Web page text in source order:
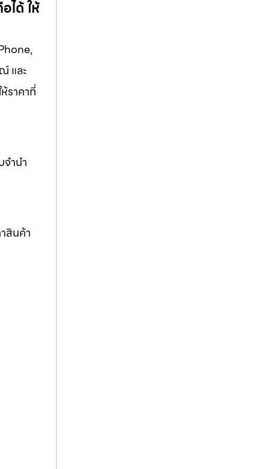
ได้ ให้
และ
ราคาที่
ำนำ
สินค้า